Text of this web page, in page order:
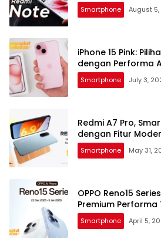
Smartphone August
iPhone 15 Pink:
dengan Performa
Smartphone July 3,
Redmi A7 Pro,
dengan Fitur
Smartphone May 31,
OPPO Reno15
Premium Performa
Smartphone April 5,